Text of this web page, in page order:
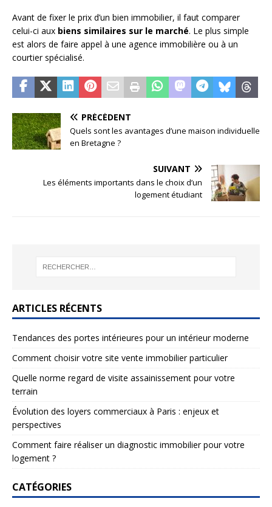
Avant de fixer le prix d’un bien immobilier, il faut comparer
celui-ci aux biens similaires sur le marché. Le plus simple
est alors de faire appel à une agence immobilière ou à un
courtier spécialisé.
PRÉCÉDENT
Quels sont les avantages d’une maison individuelle
en Bretagne ?
SUIVANT
Les éléments importants dans le choix d’un
logement étudiant
ARTICLES RÉCENTS
Tendances des portes intérieures pour un intérieur moderne
Comment choisir votre site vente immobilier particulier
Quelle norme regard de visite assainissement pour votre
terrain
Évolution des loyers commerciaux à Paris : enjeux et
perspectives
Comment faire réaliser un diagnostic immobilier pour votre
logement ?
CATÉGORIES